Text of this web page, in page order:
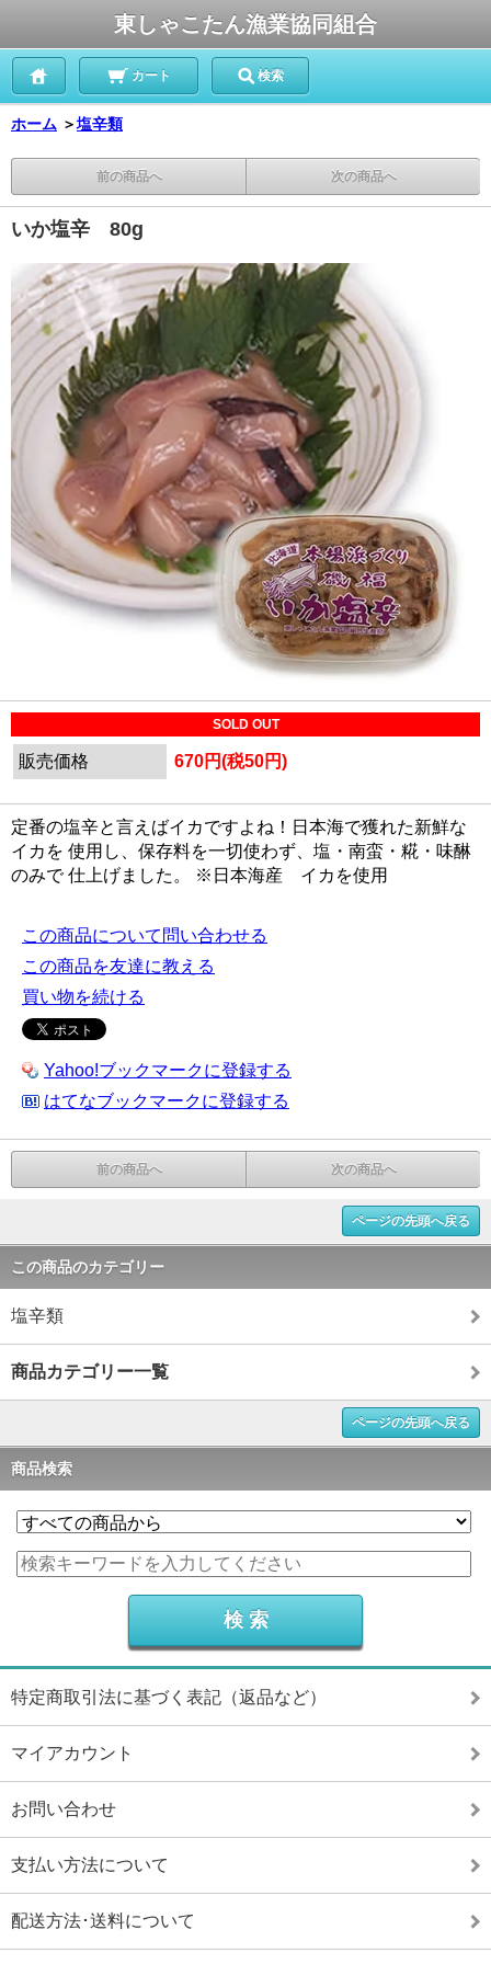
東しゃこたん漁業協同組合
カート 検索
ホーム ＞塩辛類
前の商品へ 次の商品へ
いか塩辛 80g
SOLD OUT
販売価格 670円(税50円)
定番の塩辛と言えばイカですよね！日本海で獲れた新鮮な
イカを 使用し、保存料を一切使わず、塩・南蛮・糀・味醂
のみで 仕上げました。 ※日本海産 イカを使用
この商品について問い合わせる
この商品を友達に教える
買い物を続ける
Yahoo!ブックマークに登録する
はてなブックマークに登録する
前の商品へ 次の商品へ
ページの先頭へ戻る
この商品のカテゴリー
塩辛類
商品カテゴリー一覧
ページの先頭へ戻る
商品検索
特定商取引法に基づく表記（返品など）
マイアカウント
お問い合わせ
支払い方法について
配送方法･送料について